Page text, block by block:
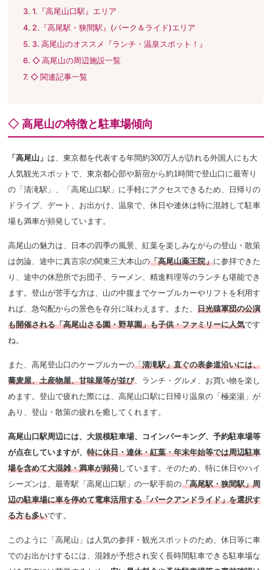
1.『高尾山口駅』エリア
2.『高尾駅・狭間駅』(パーク＆ライド)エリア
3. 高尾山のオススメ『ランチ・温泉スポット！』
◇ 高尾山の周辺施設一覧
◇ 関連記事一覧
◇ 高尾山の特徴と駐車場傾向
「高尾山」 は、東京都を代表する年間約300万人が訪れる外国人にも大
人気観光スポットで、東京都心部や新宿から約1時間で登山口に最寄り
の「清滝駅」、「高尾山口駅」に手軽にアクセスできるため、日帰りの
ドライブ、デート、お出かけ、温泉で、休日や連休は特に混雑して駐車
場も満車が頻発しています。
高尾山の魅力は、日本の四季の風景、紅葉を楽しみながらの登山・散策
は勿論、途中に真言宗の関東三大本山の「高尾山薬王院」に参拝できた
り、途中の休憩所でお団子、ラーメン、精進料理等のランチも堪能でき
ます。登山が苦手な方は、山の中腹までケーブルカーやリフトを利用す
れば、急勾配からの景色を存分に味わえます。また、日光猿軍団の公演
も開催される「高尾山さる園・野草園」も子供・ファミリーに人気です
ね。
また、高尾登山口のケーブルカーの「清滝駅」直ぐの表参道沿いには、
蕎麦屋、土産物屋、甘味屋等が並び、ランチ・グルメ、お買い物を楽し
めます。登山で疲れた際には、高尾山口駅に日帰り温泉の「極楽湯」が
あり、登山・散策の疲れを癒してくれます。
高尾山口駅周辺には、大規模駐車場、コインパーキング、予約駐車場等
が点在していますが、特に休日・連休・紅葉・年末年始等では周辺駐車
場を含めて大混雑・満車が頻発しています。そのため、特に休日やハイ
シーズンは、最寄駅「高尾山口駅」の一駅手前の「高尾駅・狭間駅」周
辺の駐車場に車を停めて電車活用する「パークアンドライド」を選択す
る方も多いです。
このように「高尾山」は人気の参拝・観光スポットのため、休日等に車
でのお出かけするには、混雑が予想され安く長時間駐車できる駐車場な